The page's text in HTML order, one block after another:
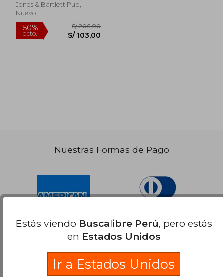
Jones & Bartlett Pub,
Nuevo
Nuestras Formas de Pago
Estás viendo Buscalibre Perú, pero estás
en Estados Unidos
Ir a Estados Unidos